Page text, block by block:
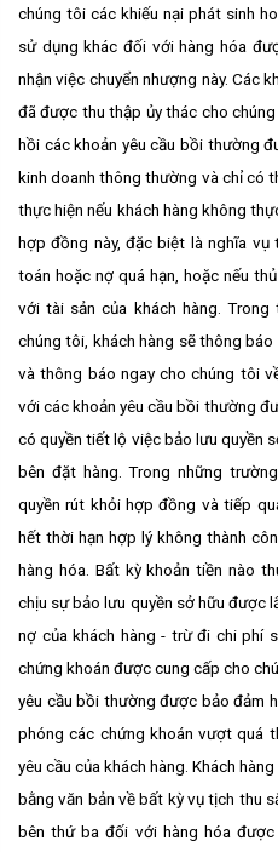
chúng tôi các khiếu nại phát sinh
sử dụng khác đối với hàng hóa
nhận việc chuyển nhượng này. Các
đã được thu thập ủy thác cho
hồi các khoản yêu cầu bồi thường
kinh doanh thông thường và chỉ có
thực hiện nếu khách hàng không
hợp đồng này, đặc biệt là nghĩa vụ
toán hoặc nợ quá hạn, hoặc nếu
với tài sản của khách hàng.
chúng tôi, khách hàng sẽ thông
và thông báo ngay cho chúng tôi
với các khoản yêu cầu bồi thường
có quyền tiết lộ việc bảo lưu quyền
bên đặt hàng. Trong những
quyền rút khỏi hợp đồng và tiếp
hết thời hạn hợp lý không thành
hàng hóa. Bất kỳ khoản tiền nào
chịu sự bảo lưu quyền sở hữu được
nợ của khách hàng - trừ đi chi phí
chứng khoán được cung cấp cho
yêu cầu bồi thường được bảo đảm
phóng các chứng khoán vượt quá
yêu cầu của khách hàng. Khách
bằng văn bản về bất kỳ vụ tịch thu
bên thứ ba đối với hàng hóa